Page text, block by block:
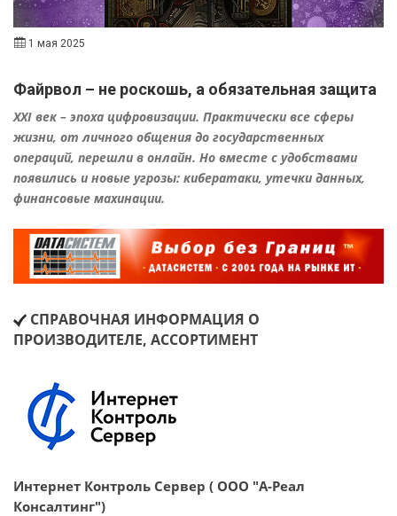
1 мая 2025
Файрвол – не роскошь, а обязательная защита
XXI век – эпоха цифровизации. Практически все сферы
жизни, от личного общения до государственных
операций, перешли в онлайн. Но вместе с удобствами
появились и новые угрозы: кибератаки, утечки данных,
финансовые махинации.
СПРАВОЧНАЯ ИНФОРМАЦИЯ О
ПРОИЗВОДИТЕЛЕ, АССОРТИМЕНТ
Интернет Контроль Сервер ( ООО "А-Реал
Консалтинг")